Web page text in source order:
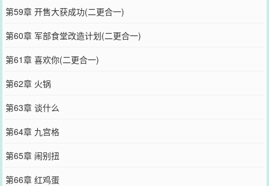
第59章 开售大获成功(二更合一)
第60章 军部食堂改造计划(二更合一)
第61章 喜欢你(二更合一)
第62章 火锅
第63章 谈什么
第64章 九宫格
第65章 闹别扭
第66章 红鸡蛋